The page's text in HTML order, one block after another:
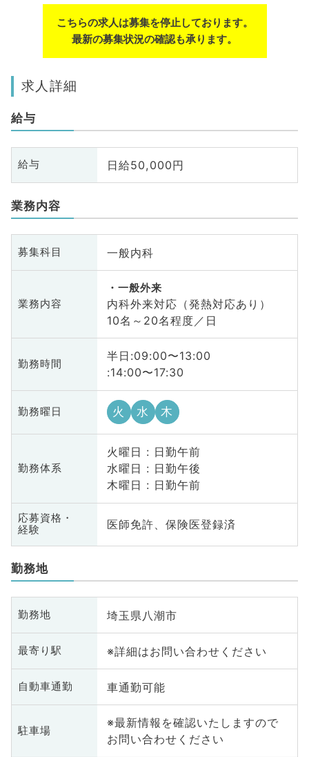
こちらの求人は募集を停止しております。
最新の募集状況の確認も承ります。
求人詳細
給与
給与 日給50,000円
業務内容
募集科目 一般内科
業務内容
一般外来
内科外来対応（発熱対応あり）
10名～20名程度／日
勤務時間
半日:09:00〜13:00
:14:00〜17:30
勤務曜日 火 水 木
勤務体系
火曜日 : 日勤午前
水曜日 : 日勤午後
木曜日 : 日勤午前
応募資格・
経験
医師免許、保険医登録済
勤務地
勤務地 埼玉県八潮市
最寄り駅 ※詳細はお問い合わせください
自動車通勤 車通勤可能
駐車場
※最新情報を確認いたしますので
お問い合わせください